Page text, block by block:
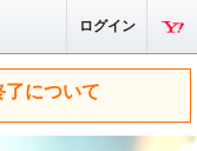
ログイン
了について